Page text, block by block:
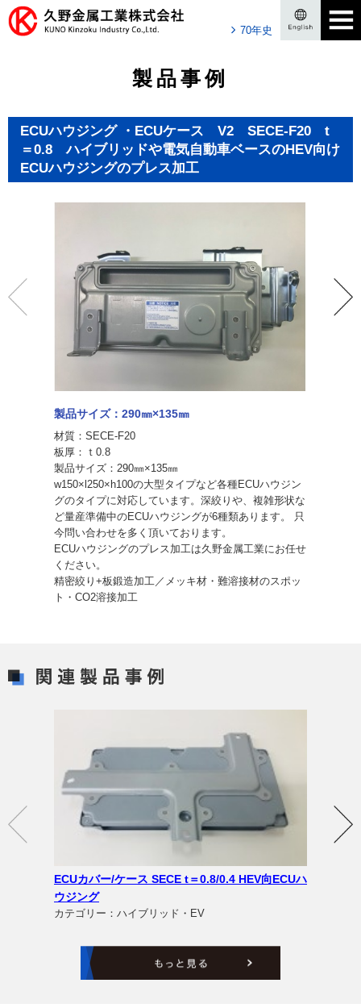
70年史
製品事例
ECUハウジング ・ECUケース V2 SECE-F20 t
＝0.8 ハイブリッドや電気自動車ベースのHEV向け
ECUハウジングのプレス加工
製品サイズ：290㎜×135㎜
材質：SECE-F20
板厚：ｔ0.8
製品サイズ：290㎜×135㎜
w150×l250×h100の大型タイプなど各種ECUハウジン
グのタイプに対応しています。深絞りや、複雑形状な
ど量産準備中のECUハウジングが6種類あります。 只
今問い合わせを多く頂いております。
ECUハウジングのプレス加工は久野金属工業にお任せ
ください。
精密絞り+板鍛造加工／メッキ材・難溶接材のスポッ
ト・CO2溶接加工
ECUカバー/ケース SECE t＝0.8/0.4 HEV向ECUハ
ウジング
カテゴリー：ハイブリッド・EV